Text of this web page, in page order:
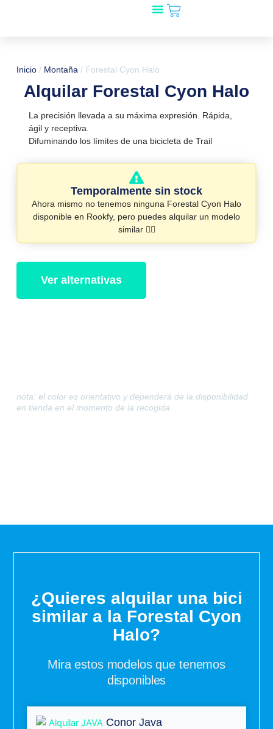
Inicio/ Montaña/ Forestal Cyon Halo
Alquilar Forestal Cyon Halo
La precisión llevada a su máxima expresión. Rápida,
ágil y receptiva.
Difuminando los límites de una bicicleta de Trail
Temporalmente sin stock
Ahora mismo no tenemos ninguna Forestal Cyon Halo
disponible en Rookfy, pero puedes alquilar un modelo
similar 👇🏻
Ver alternativas
nota: el color es orientativo y dependerá de la disponibilidad
en tienda en el momento de la recogida
¿Quieres alquilar una bici
similar a la Forestal Cyon
Halo?
Mira estos modelos que tenemos
disponibles
Conor Java